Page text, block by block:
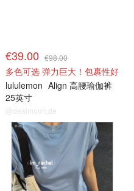
€39.00 €98.00
多色可选 弹力巨大！包裹性好
lululemon Align 高腰瑜伽裤
25英寸
@dealmoon.de